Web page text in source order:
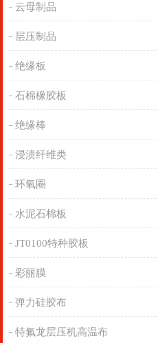
云母制品
层压制品
绝缘板
石棉橡胶板
绝缘棒
浸渍纤维类
环氧圈
水泥石棉板
JT0100特种胶板
彩丽膜
弹力硅胶布
特氟龙层压机高温布